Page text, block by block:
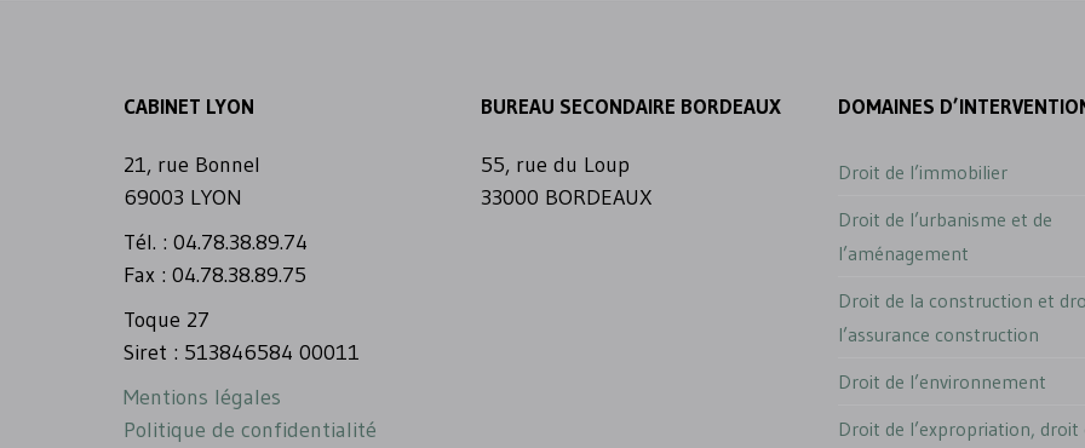
CABINET LYON
21, rue Bonnel
69003 LYON
Tél. : 04.78.38.89.74
Fax : 04.78.38.89.75
Toque 27
Siret : 513846584 00011
Mentions légales
Politique de confidentialité
BUREAU SECONDAIRE BORDEAUX
55, rue du Loup
33000 BORDEAUX
DOMAINES
Droit de l’immobilier
Droit de l’urbanisme et de
l’aménagement
Droit de la construction et
l’assurance construction
Droit de l’environnement
Droit de l’expropriation, droit